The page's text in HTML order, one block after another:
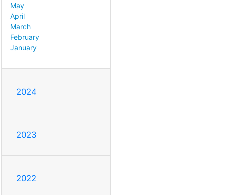
May
April
March
February
January
2024
2023
2022